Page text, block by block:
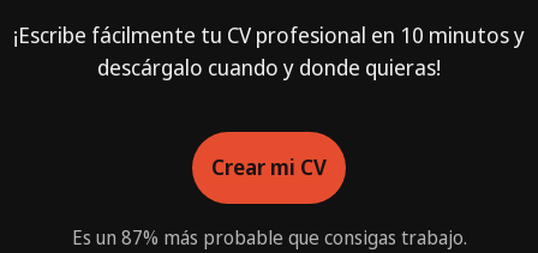
¡Escribe fácilmente tu CV profesional en 10 minutos y
descárgalo cuando y donde quieras!
Crear mi CV
Es un 87% más probable que consigas trabajo.